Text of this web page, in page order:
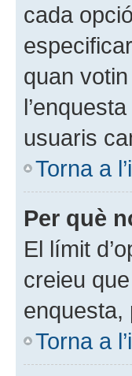
cada
quan
usuaris
Torna a
Per què
El límit
creieu
enquesta,
Torna a